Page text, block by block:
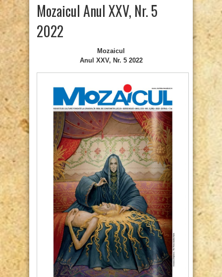
Mozaicul Anul XXV, Nr. 5
2022
Mozaicul
Anul XXV, Nr. 5 2022